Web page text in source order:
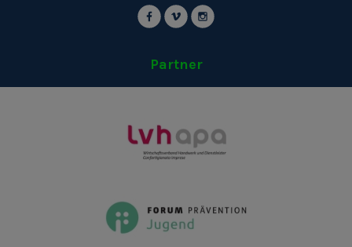
Partner